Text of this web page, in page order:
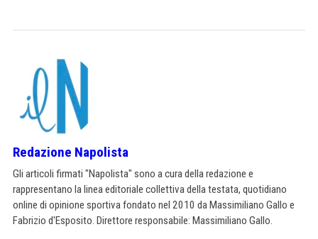
Redazione Napolista
Gli articoli firmati "Napolista" sono a cura della redazione e
rappresentano la linea editoriale collettiva della testata, quotidiano
online di opinione sportiva fondato nel 2010 da Massimiliano Gallo e
Fabrizio d'Esposito. Direttore responsabile: Massimiliano Gallo.